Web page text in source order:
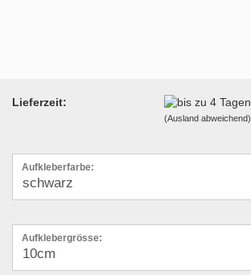
Lieferzeit:
(Ausland abweichend)
Aufkleberfarbe:
Aufklebergrösse: